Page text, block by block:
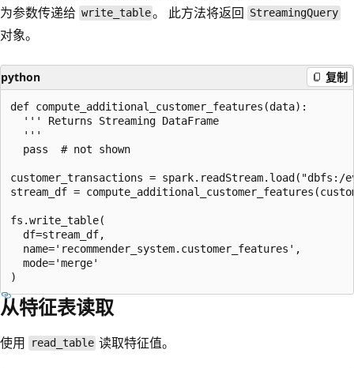
为参数传递给 write_table。 此方法将返回 StreamingQuery
对象。
python 复制
def compute_additional_customer_features(data):
  ''' Returns Streaming DataFrame
  '''
  pass  # not shown
customer_transactions = spark.readStream.load("dbfs:/
stream_df =
fs.write_table(
  df=stream_df,
  name='recommender_system.customer_features',
  mode='merge'
从特征表读取
使用 read_table 读取特征值。